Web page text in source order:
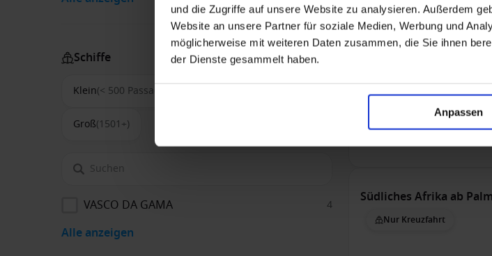
und die Zugriffe auf unsere Website zu analysieren. Außerdem
Website an unsere Partner für soziale Medien, Werbung und
möglicherweise mit weiteren Daten zusammen, die Sie ihnen
der Dienste gesammelt haben.
Anpassen
Schiffe
Klein(< 500 Passagiere)
Groß(1501+)
VASCO DA GAMA 4
Alle anzeigen
Südliches Afrika ab
Nur Kreuzfahrt